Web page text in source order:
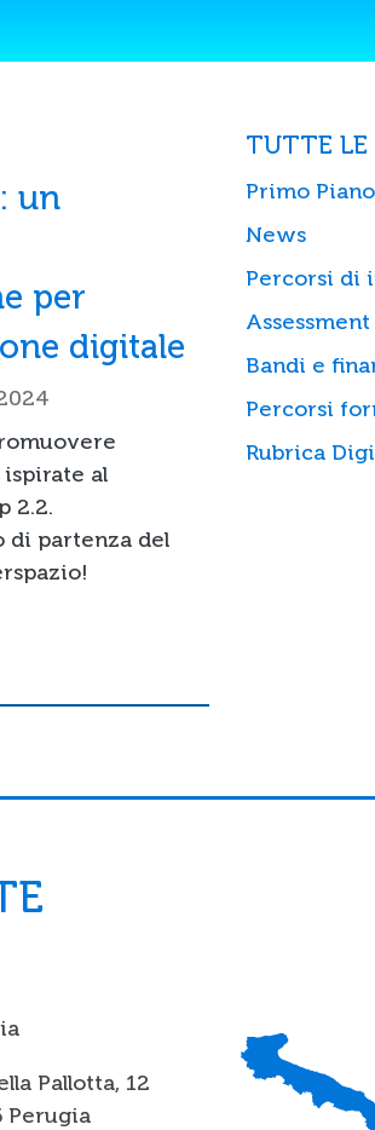
un
per
digitale
al
2.2.
partenza del
TUTTE LE
Primo Piano
News
Percorsi di
Bandi e
Percorsi
Rubrica
Pallotta, 12
Perugia